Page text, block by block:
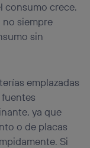
consumo crece.
no siempre
sin
emplazadas
ya que
o de placas
Si